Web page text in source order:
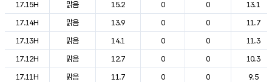
17.15H
맑음 15.2 0 0
13.1
17.14H
맑음 13.9 0 0
11.7
17.13H
맑음 14.1 0 0
11.3
17.12H
맑음 12.7 0 0
10.3
17.11H
맑음 11.7 0 0
9.5